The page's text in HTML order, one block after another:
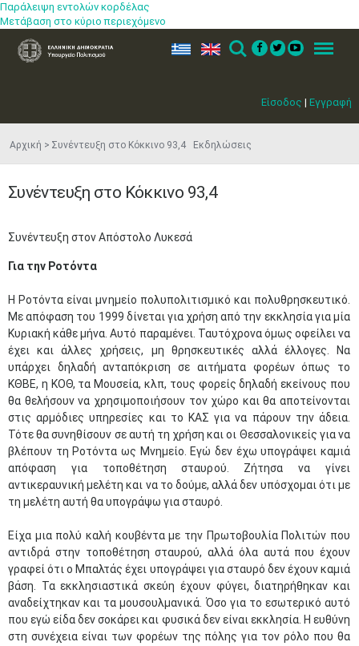
Παράλειψη εντολών κορδέλας
Μετάβαση στο κύριο περιεχόμενο
Είσοδος | Εγγραφή
ελ en Search Menu
Αρχική Συνέντευξη στο Κόκκινο 93,4 Εκδηλώσεις
Συνέντευξη στο Κόκκινο 93,4
​Συνέντευξη στον Απόστολο Λυκεσά
Για την Ροτόντα
Η Ροτόντα είναι μνημείο πολυπολιτισμικό και πολυθρησκευτικό.
Με απόφαση του 1999 δίνεται για χρήση από την εκκλησία για μία
Κυριακή κάθε μήνα. Αυτό παραμένει. Ταυτόχρονα όμως οφείλει να
έχει και άλλες χρήσεις, μη θρησκευτικές αλλά έλλογες. Να
υπάρχει δηλαδή ανταπόκριση σε αιτήματα φορέων όπως το
ΚΘΒΕ, η ΚΟΘ, τα Μουσεία, κλπ, τους φορείς δηλαδή εκείνους που
θα θελήσουν να χρησιμοποιήσουν τον χώρο και θα αποτείνονται
στις αρμόδιες υπηρεσίες και το ΚΑΣ για να πάρουν την άδεια.
Τότε θα συνηθίσουν σε αυτή τη χρήση και οι Θεσσαλονικείς για να
βλέπουν τη Ροτόντα ως Μνημείο. Εγώ δεν έχω υπογράψει καμιά
απόφαση για τοποθέτηση σταυρού. Ζήτησα να γίνει
αντικεραυνική μελέτη και να το δούμε, αλλά δεν υπόσχομαι ότι με
τη μελέτη αυτή θα υπογράψω για σταυρό.
Είχα μια πολύ καλή κουβέντα με την Πρωτοβουλία Πολιτών που
αντιδρά στην τοποθέτηση σταυρού, αλλά όλα αυτά που έχουν
γραφεί ότι ο Μπαλτάς έχει υπογράψει για σταυρό δεν έχουν καμιά
βάση. Τα εκκλησιαστικά σκεύη έχουν φύγει, διατηρήθηκαν και
αναδείχτηκαν και τα μουσουλμανικά. Όσο για το εσωτερικό αυτό
που εγώ είδα δεν σοκάρει και φυσικά δεν είναι εκκλησία. Η ευθύνη
στη συνέχεια είναι των φορέων της πόλης για τον ρόλο που θα